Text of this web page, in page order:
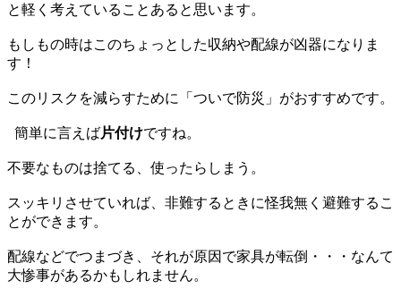
と軽く考えていることあると思います。
もしもの時はこのちょっとした収納や配線が凶器になりま
す！
このリスクを減らすために「ついで防災」がおすすめです。
簡単に言えば片付けですね。
不要なものは捨てる、使ったらしまう。
スッキリさせていれば、非難するときに怪我無く避難するこ
とができます。
配線などでつまづき、それが原因で家具が転倒・・・なんて
大惨事があるかもしれません。